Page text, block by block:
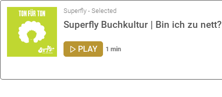
Superfly - Selected
Superfly Buchkultur | Bin ich zu nett?
PLAY 1 min